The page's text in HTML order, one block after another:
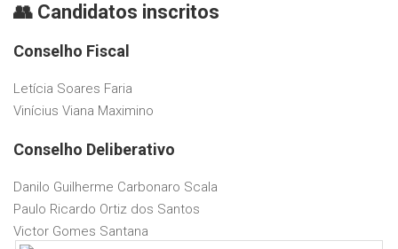
👥 Candidatos inscritos
Conselho Fiscal
Letícia Soares Faria
Vinícius Viana Maximino
Conselho Deliberativo
Danilo Guilherme Carbonaro Scala
Paulo Ricardo Ortiz dos Santos
Victor Gomes Santana